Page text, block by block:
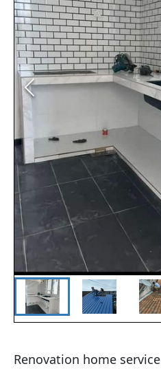
Renovation home service